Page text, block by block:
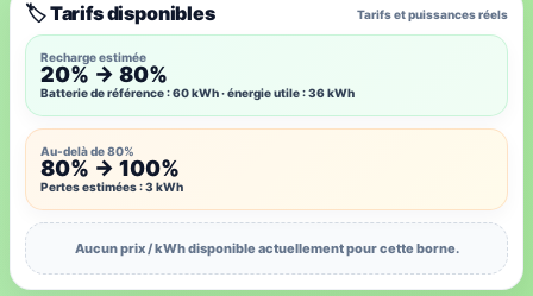
🏷️ Tarifs disponibles Tarifs et puissances réels
Recharge estimée
20% → 80%
Batterie de référence : 60 kWh · énergie utile : 36 kWh
Au-delà de 80%
80% → 100%
Pertes estimées : 3 kWh
Aucun prix / kWh disponible actuellement pour cette borne.